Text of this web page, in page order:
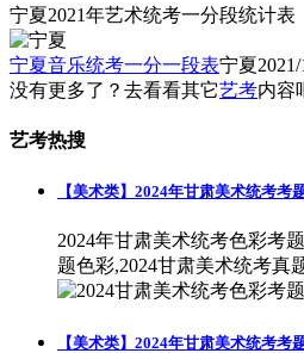
宁夏2021年艺术统考一分段统计表
宁夏音乐统考一分一段表宁夏
没有更多了？去看看其它艺考内容
艺考热搜
【美术类】2024年甘肃美术统考考
2024年甘肃美术统考色彩考
题色彩,2024甘肃美术统考真
【美术类】2024年甘肃美术统考考